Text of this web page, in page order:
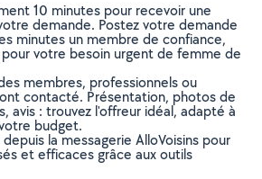
10 minutes pour recevoir une
demande. Postez votre demande
minutes un membre de confiance,
votre besoin urgent de femme de
membres, professionnels ou
contacté. Présentation, photos de
avis : trouvez l'offreur idéal, adapté à
budget.
la messagerie AlloVoisins pour
et efficaces grâce aux outils